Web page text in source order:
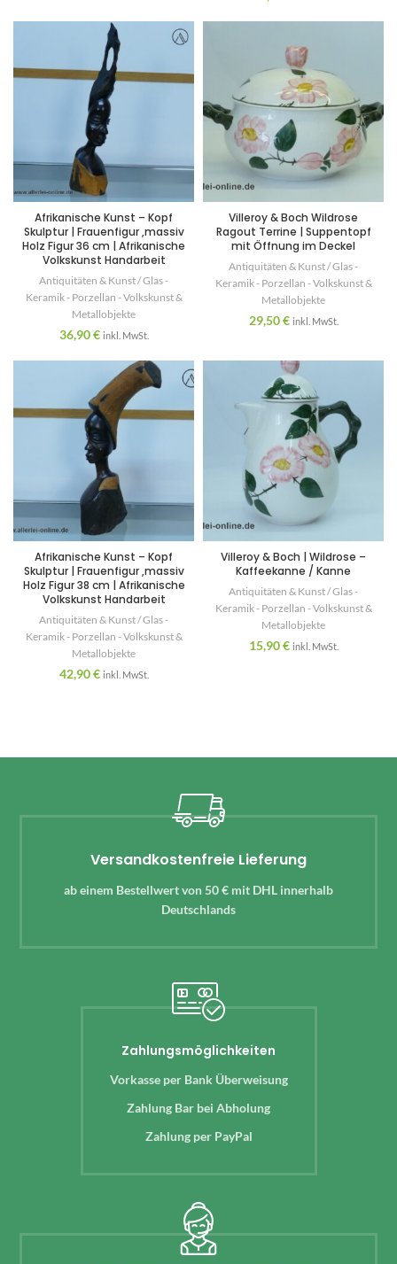
Afrikanische Kunst – Kopf
Skulptur | Frauenfigur ,massiv
Holz Figur 36 cm | Afrikanische
Volkskunst Handarbeit
Antiquitäten & Kunst / Glas -
Keramik - Porzellan - Volkskunst &
Metallobjekte
36,90€ inkl. MwSt.
Villeroy & Boch Wildrose
Ragout Terrine | Suppentopf
mit Öffnung im Deckel
Antiquitäten & Kunst / Glas -
Keramik - Porzellan - Volkskunst &
Metallobjekte
29,50€ inkl. MwSt.
Afrikanische Kunst – Kopf
Skulptur | Frauenfigur ,massiv
Holz Figur 38 cm | Afrikanische
Volkskunst Handarbeit
Antiquitäten & Kunst / Glas -
Keramik - Porzellan - Volkskunst &
Metallobjekte
42,90€ inkl. MwSt.
Villeroy & Boch | Wildrose –
Kaffeekanne / Kanne
Antiquitäten & Kunst / Glas -
Keramik - Porzellan - Volkskunst &
Metallobjekte
15,90€ inkl. MwSt.
Versandkostenfreie Lieferung
ab einem Bestellwert von 50 € mit DHL innerhalb
Deutschlands
Zahlungsmöglichkeiten
Vorkasse per Bank Überweisung
Zahlung Bar bei Abholung
Zahlung per PayPal